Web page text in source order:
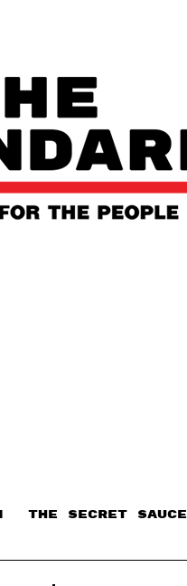
THE SECRET SAUCE​